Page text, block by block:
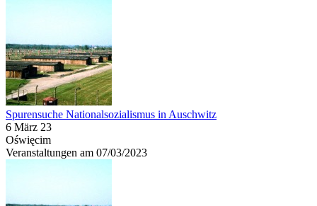
Spurensuche Nationalsozialismus in Auschwitz
6 März 23
Oświęcim
Veranstaltungen am 07/03/2023